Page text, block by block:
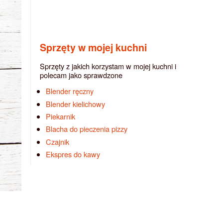
Sprzęty w mojej kuchni
Sprzęty z jakich korzystam w mojej kuchni i
polecam jako sprawdzone
Blender ręczny
Blender kielichowy
Piekarnik
Blacha do pieczenia pizzy
Czajnik
Ekspres do kawy